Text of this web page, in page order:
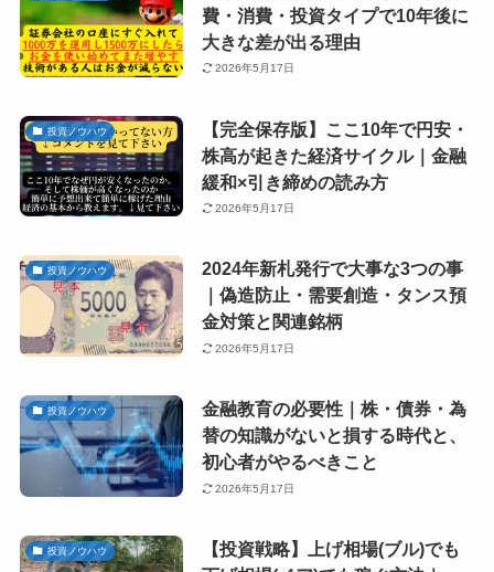
費・消費・投資タイプで10年後に
大きな差が出る理由
2026年5月17日
投資ノウハウ
【完全保存版】ここ10年で円安・
株高が起きた経済サイクル｜金融
緩和×引き締めの読み方
2026年5月17日
投資ノウハウ
2024年新札発行で大事な3つの事
｜偽造防止・需要創造・タンス預
金対策と関連銘柄
2026年5月17日
投資ノウハウ
金融教育の必要性｜株・債券・為
替の知識がないと損する時代と、
初心者がやるべきこと
2026年5月17日
投資ノウハウ
【投資戦略】上げ相場(ブル)でも